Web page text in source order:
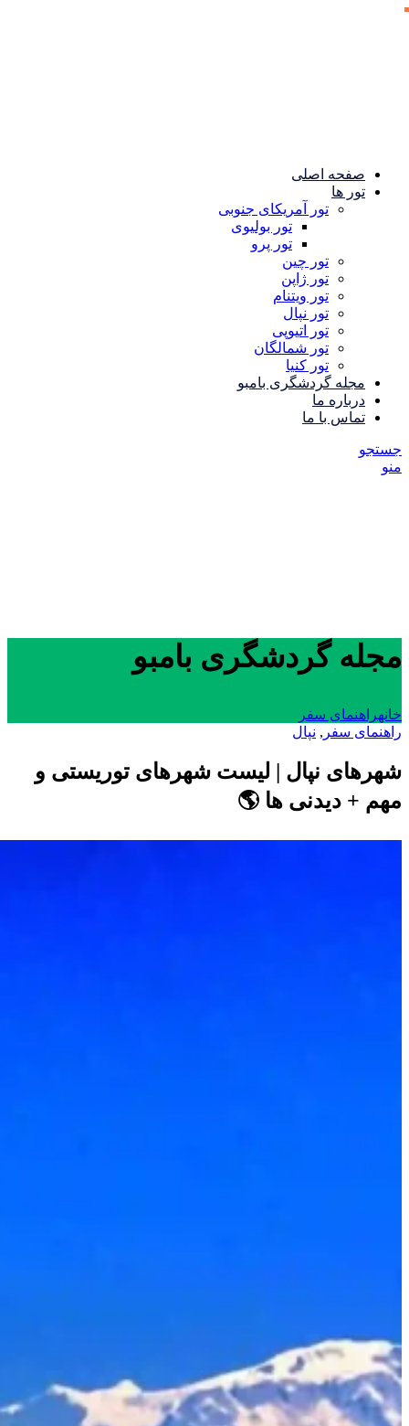
صفحه اصلی
تور ها
تور آمریکای جنوبی
تور بولیوی
تور پرو
تور چین
تور ژاپن
تور ویتنام
تور نپال
تور اتیوپی
تور شمالگان
تور کنیا
مجله گردشگری بامبو
درباره ما
تماس با ما
جستجو
منو
مجله گردشگری بامبو
خانهراهنمای سفر
راهنمای سفر , نپال
شهرهای نپال | لیست شهرهای توریستی و
مهم + دیدنی ها 🌎